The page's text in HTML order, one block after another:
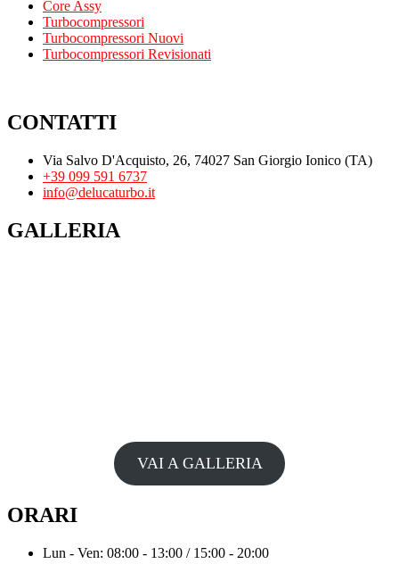
Core Assy
Turbocompressori
Turbocompressori Nuovi
Turbocompressori Revisionati
CONTATTI
Via Salvo D'Acquisto, 26, 74027 San Giorgio Ionico (TA)
+39 099 591 6737
info@delucaturbo.it
GALLERIA
VAI A GALLERIA
ORARI
Lun - Ven: 08:00 - 13:00 / 15:00 - 20:00